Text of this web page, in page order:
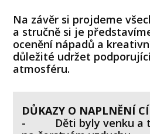
Na závěr si projdeme
a stručně si je
ocenění nápadů a
důležité udržet
atmosféru.
DŮKAZY O NAPLNĚNÍ
- Děti byly venku a